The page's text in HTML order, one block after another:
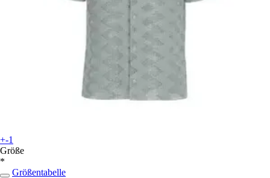
+-1
Größe
*
Größentabelle